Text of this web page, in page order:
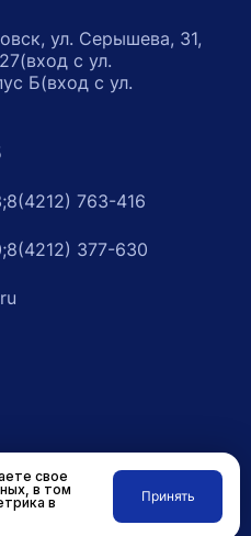
ул. Серышева, 31,
с ул.
Б(вход с ул.
8(4212) 763-416
8(4212) 377-630
Разработано вRASA
свое
в том
в
Принять